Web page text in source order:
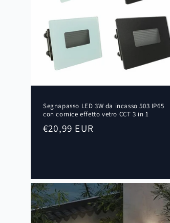
Segnapasso LED 3W da incasso 503 IP65
con cornice effetto vetro CCT 3 in 1
Prezzo
€20,99 EUR